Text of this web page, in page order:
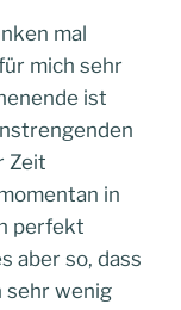
mal
mich sehr
ist
Zeit
in
perfekt
aber so, dass
sehr wenig